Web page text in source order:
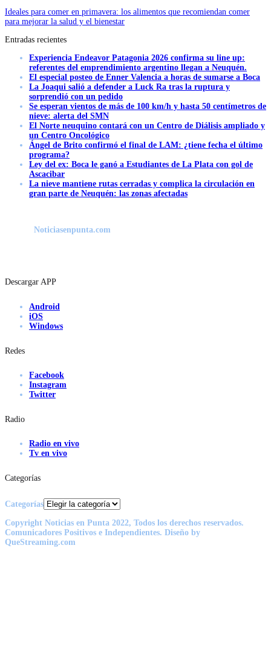
Ideales para comer en primavera: los alimentos que recomiendan comer
para mejorar la salud y el bienestar
Entradas recientes
Experiencia Endeavor Patagonia 2026 confirma su line up:
referentes del emprendimiento argentino llegan a Neuquén.
El especial posteo de Enner Valencia a horas de sumarse a Boca
La Joaqui salió a defender a Luck Ra tras la ruptura y
sorprendió con un pedido
Se esperan vientos de más de 100 km/h y hasta 50 centímetros de
nieve: alerta del SMN
El Norte neuquino contará con un Centro de Diálisis ampliado y
un Centro Oncológico
Ángel de Brito confirmó el final de LAM: ¿tiene fecha el último
programa?
Ley del ex: Boca le ganó a Estudiantes de La Plata con gol de
Ascacibar
La nieve mantiene rutas cerradas y complica la circulación en
gran parte de Neuquén: las zonas afectadas
Noticiasenpunta.com
Descargar APP
Android
iOS
Windows
Redes
Facebook
Instagram
Twitter
Radio
Radio en vivo
Tv en vivo
Categorías
Categorías
Copyright Noticias en Punta 2022, Todos los derechos reservados.
Comunicadores Positivos e Independientes. Diseño by
QueStreaming.com